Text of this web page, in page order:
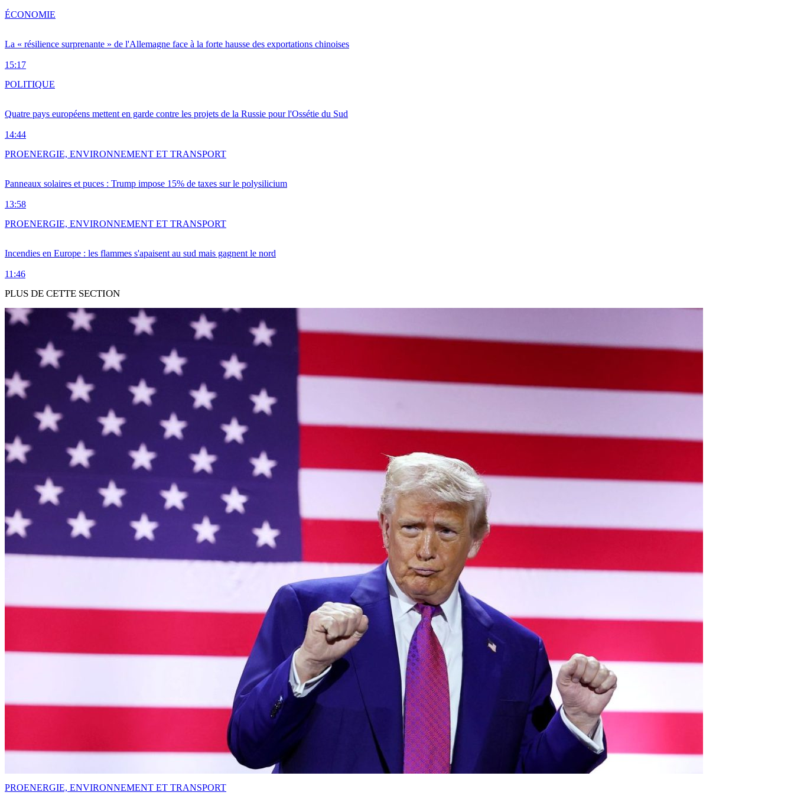
La « résilience surprenante » de l'Allemagne face à la forte hausse des exportations chinoises
15:17
ÉCONOMIE
Quatre pays européens mettent en garde contre les projets de la Russie pour l'Ossétie du Sud
14:44
POLITIQUE
Panneaux solaires et puces : Trump impose 15% de taxes sur le polysilicium
13:58
PROENERGIE, ENVIRONNEMENT ET TRANSPORT
Incendies en Europe : les flammes s'apaisent au sud mais gagnent le nord
11:46
PROENERGIE, ENVIRONNEMENT ET TRANSPORT
PLUS DE CETTE SECTION
PROENERGIE, ENVIRONNEMENT ET TRANSPORT